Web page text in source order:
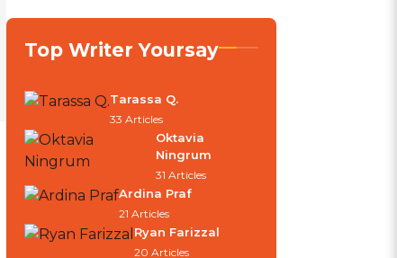
Top Writer Yoursay
Tarassa Q.
33 Articles
Oktavia
Ningrum
31 Articles
Ardina Praf
21 Articles
Ryan Farizzal
20 Articles